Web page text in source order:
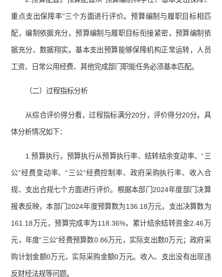
重点支出保障率”三个方面进行评价。预算编制与履职目标相匹
配，编制依据充分。预算编制与履职目标衔接紧密，预算编制依
据充分、数据翔实。基本支出预算能够保障机构正常运转，人员
工资、日常公用经费、其他完成部门职能任务必须基本匹配。
（二）过程指标分析
从综合评价得分看，过程指标满分20分，评价得分20分。具
体分析情况如下：
1.预算执行。预算执行从预算执行率、结转结余变动率、“三
公”经费变动率、“三公”经费控制率、政府采购执行率、收入合
规、支出合规七个方面进行评价。根据本部门2024年度部门决算
报表反映，本部门2024年度预算数为136.18万元，支出决算数为
161.18万元，预算完成率为118.36%，累计结余结转资金2.46万
元，年度“三公”经费预算数0.86万元，实际支出数0万元；政府采
购计划金额0万元，实际采购金额0万元。收入、支出没有出现违
反财经法规等问题。